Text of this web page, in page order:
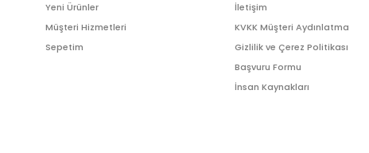
Yeni Ürünler
Müşteri Hizmetleri
Sepetim
İletişim
KVKK Müşteri Aydınlatma
Gizlilik ve Çerez Politikası
Başvuru Formu
İnsan Kaynakları